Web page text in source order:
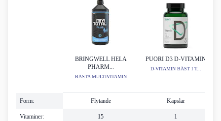
Form:
Vitaminer:
BRINGWELL HELA
PHARM...
BÄSTA MULTIVITAMIN
Flytande
15
PUORI D3 D-VITAMIN
D-VITAMIN BÄST I T...
Kapslar
1